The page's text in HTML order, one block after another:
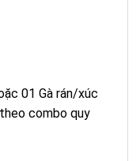
01 Gà rán/xúc
combo quy